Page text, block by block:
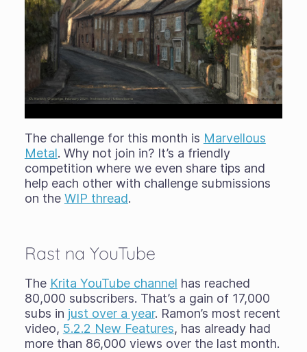
The challenge for this month is Marvellous
Metal. Why not join in? It’s a friendly
competition where we even share tips and
help each other with challenge submissions
on the WIP thread.
Rast na YouTube
The Krita YouTube channel has reached
80,000 subscribers. That’s a gain of 17,000
subs in just over a year. Ramon’s most recent
video, 5.2.2 New Features, has already had
more than 86,000 views over the last month.